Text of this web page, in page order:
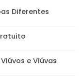
Diferentes
e Viúvas